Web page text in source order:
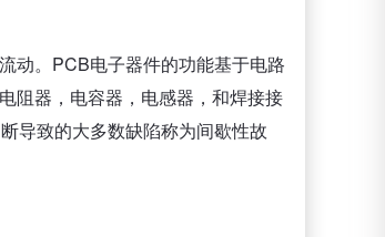
动。PCB电子器件的功能基于电路
阻器，电容器，电感器，和焊接接
导致的大多数缺陷称为间歇性故